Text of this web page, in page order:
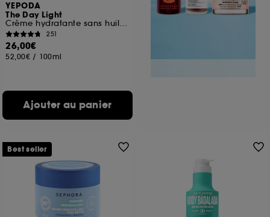
YEPODA
The Day Light
Crème hydratante sans huiles à l'eau de rose et niacinamide
251
26,00€
52,00€ / 100ml
Ajouter au panier
Best seller